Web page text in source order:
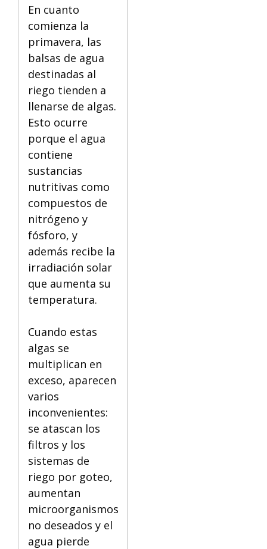
En cuanto
comienza la
primavera, las
balsas de agua
destinadas al
riego tienden a
llenarse de algas.
Esto ocurre
porque el agua
contiene
sustancias
nutritivas como
compuestos de
nitrógeno y
fósforo, y
además recibe la
irradiación solar
que aumenta su
temperatura.
Cuando estas
algas se
multiplican en
exceso, aparecen
varios
inconvenientes:
se atascan los
filtros y los
sistemas de
riego por goteo,
aumentan
microorganismos
no deseados y el
agua pierde